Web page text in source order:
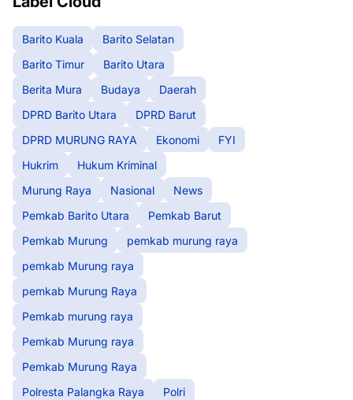
Barito Kuala
Barito Selatan
Barito Timur
Barito Utara
Berita Mura
Budaya
Daerah
DPRD Barito Utara
DPRD Barut
DPRD MURUNG RAYA
Ekonomi
FYI
Hukrim
Hukum Kriminal
Murung Raya
Nasional
News
Pemkab Barito Utara
Pemkab Barut
Pemkab Murung
pemkab murung raya
pemkab Murung raya
pemkab Murung Raya
Pemkab murung raya
Pemkab Murung raya
Pemkab Murung Raya
Polresta Palangka Raya
Polri